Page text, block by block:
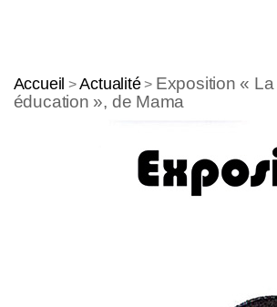
Accueil >Actualité> Exposition «
éducation », de Mama